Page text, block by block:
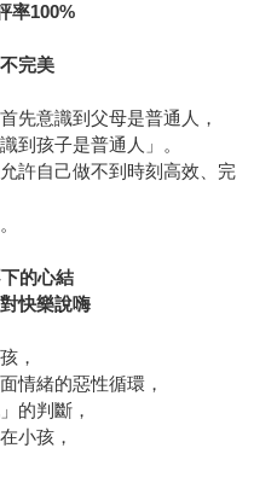
率100%
完美
先意識到父母是普通人，
到孩子是普通人」。
許自己做不到時刻高效、完
的心結
快樂說嗨
，
情緒的惡性循環，
的判斷，
小孩，